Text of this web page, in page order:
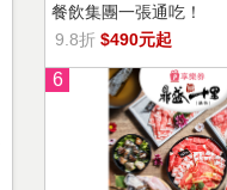
餐飲集團一張通吃！
9.8折 $490元起
6